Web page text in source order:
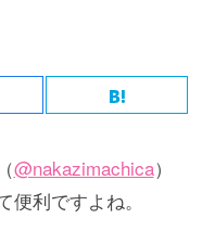
@nakazimachica）
利ですよね。